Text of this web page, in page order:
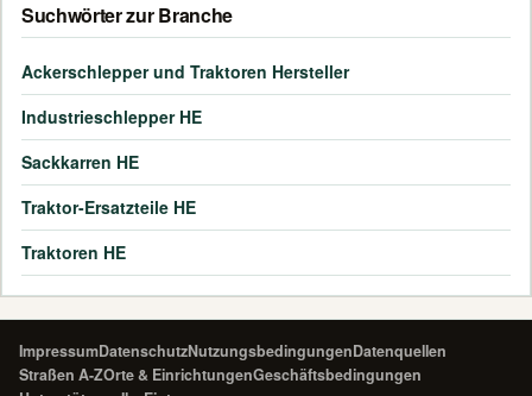
Suchwörter zur Branche
Ackerschlepper und Traktoren Hersteller
Industrieschlepper HE
Sackkarren HE
Traktor-Ersatzteile HE
Traktoren HE
ImpressumDatenschutzNutzungsbedingungenDatenquellen
Straßen A-ZOrte & EinrichtungenGeschäftsbedingungen